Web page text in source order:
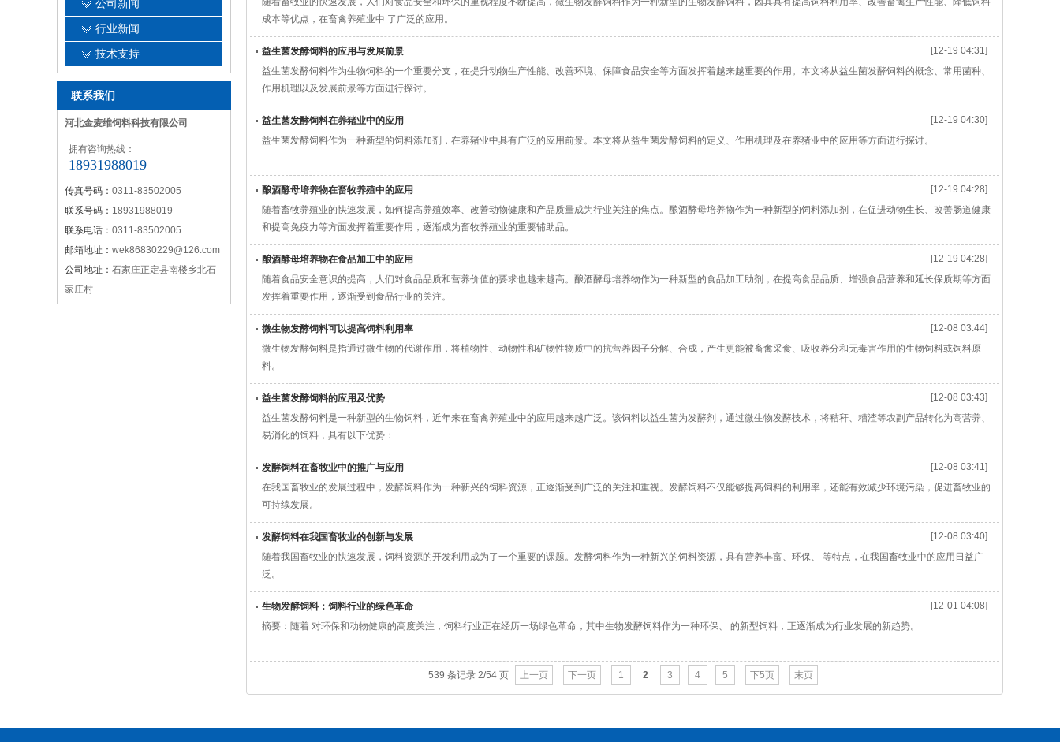
公司新闻
行业新闻
技术支持
联系我们
河北金麦维饲料科技有限公司
拥有咨询热线：
18931988019
传真号码： 0311-83502005
联系号码： 18931988019
联系电话： 0311-83502005
邮箱地址： wek86830229@126.com
公司地址： 石家庄正定县南楼乡北石
家庄村
成本等优点，在畜禽养殖业中 了广泛的应用。
益生菌发酵饲料的应用与发展前景
[12-19 04:31]
益生菌发酵饲料作为生物饲料的一个重要分支，在提升动物生产性能、改善环境、保障食品安全等方面发挥着越来越重要的作用。本文将从益生菌发酵饲料的概念、常用菌种、
作用机理以及发展前景等方面进行探讨。
益生菌发酵饲料在养猪业中的应用
[12-19 04:30]
益生菌发酵饲料作为一种新型的饲料添加剂，在养猪业中具有广泛的应用前景。本文将从益生菌发酵饲料的定义、作用机理及在养猪业中的应用等方面进行探讨。
酿酒酵母培养物在畜牧养殖中的应用
[12-19 04:28]
随着畜牧养殖业的快速发展，如何提高养殖效率、改善动物健康和产品质量成为行业关注的焦点。酿酒酵母培养物作为一种新型的饲料添加剂，在促进动物生长、改善肠道健康
和提高免疫力等方面发挥着重要作用，逐渐成为畜牧养殖业的重要辅助品。
酿酒酵母培养物在食品加工中的应用
[12-19 04:28]
随着食品安全意识的提高，人们对食品品质和营养价值的要求也越来越高。酿酒酵母培养物作为一种新型的食品加工助剂，在提高食品品质、增强食品营养和延长保质期等方面
发挥着重要作用，逐渐受到食品行业的关注。
微生物发酵饲料可以提高饲料利用率
[12-08 03:44]
微生物发酵饲料是指通过微生物的代谢作用，将植物性、动物性和矿物性物质中的抗营养因子分解、合成，产生更能被畜禽采食、吸收养分和无毒害作用的生物饲料或饲料原
料。
益生菌发酵饲料的应用及优势
[12-08 03:43]
益生菌发酵饲料是一种新型的生物饲料，近年来在畜禽养殖业中的应用越来越广泛。该饲料以益生菌为发酵剂，通过微生物发酵技术，将秸秆、糟渣等农副产品转化为高营养、
易消化的饲料，具有以下优势：
发酵饲料在畜牧业中的推广与应用
[12-08 03:41]
在我国畜牧业的发展过程中，发酵饲料作为一种新兴的饲料资源，正逐渐受到广泛的关注和重视。发酵饲料不仅能够提高饲料的利用率，还能有效减少环境污染，促进畜牧业的
可持续发展。
发酵饲料在我国畜牧业的创新与发展
[12-08 03:40]
随着我国畜牧业的快速发展，饲料资源的开发利用成为了一个重要的课题。发酵饲料作为一种新兴的饲料资源，具有营养丰富、环保、 等特点，在我国畜牧业中的应用日益广
泛。
生物发酵饲料：饲料行业的绿色革命
[12-01 04:08]
摘要：随着 对环保和动物健康的高度关注，饲料行业正在经历一场绿色革命，其中生物发酵饲料作为一种环保、 的新型饲料，正逐渐成为行业发展的新趋势。
539 条记录 2/54 页 上一页 下一页 1 2 3 4 5 下5页 末页